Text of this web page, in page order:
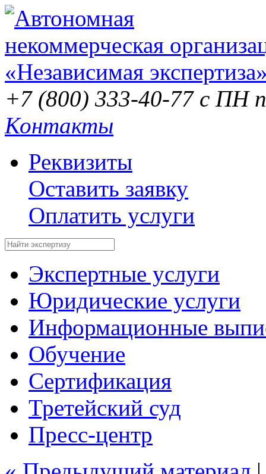
+7 (800) 333-40-77 с ПН
Контакты
Реквизиты
Оставить заявку
Оплатить услуги
Экспертные услуги
Юридические услуги
Информационные
Обучение
Сертификация
Третейский суд
Пресс-центр